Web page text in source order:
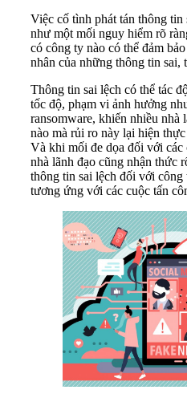
Việc cố tình phát tán thông
như một mối nguy hiểm rõ
có công ty nào có thể đảm
nhân của những thông tin sai,
Thông tin sai lệch có thể tác
tốc độ, phạm vi ảnh hưởng
ransomware, khiến nhiều
nào mà rủi ro này lại hiện
Và khi mối đe dọa đối với các
nhà lãnh đạo cũng nhận thức
thông tin sai lệch đối với công
tương ứng với các cuộc tấn